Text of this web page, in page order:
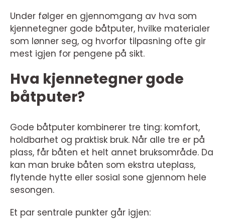
Under følger en gjennomgang av hva som
kjennetegner gode båtputer, hvilke materialer
som lønner seg, og hvorfor tilpasning ofte gir
mest igjen for pengene på sikt.
Hva kjennetegner gode
båtputer?
Gode båtputer kombinerer tre ting: komfort,
holdbarhet og praktisk bruk. Når alle tre er på
plass, får båten et helt annet bruksområde. Da
kan man bruke båten som ekstra uteplass,
flytende hytte eller sosial sone gjennom hele
sesongen.
Et par sentrale punkter går igjen: